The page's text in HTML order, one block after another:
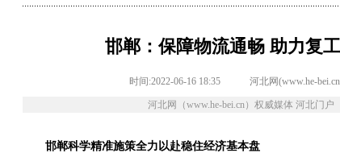
邯郸：保障物流通畅 助力复
时间:2022-06-16 18:35 河北网(www.he-
河北网（www.he-bei.cn）权威媒体 河北门户
邯郸科学精准施策全力以赴稳住经济基本盘